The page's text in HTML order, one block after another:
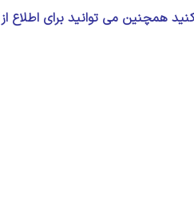
همچنین می توانید برای اطلاع از